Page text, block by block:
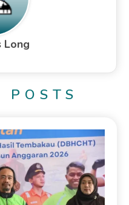
Long
POSTS